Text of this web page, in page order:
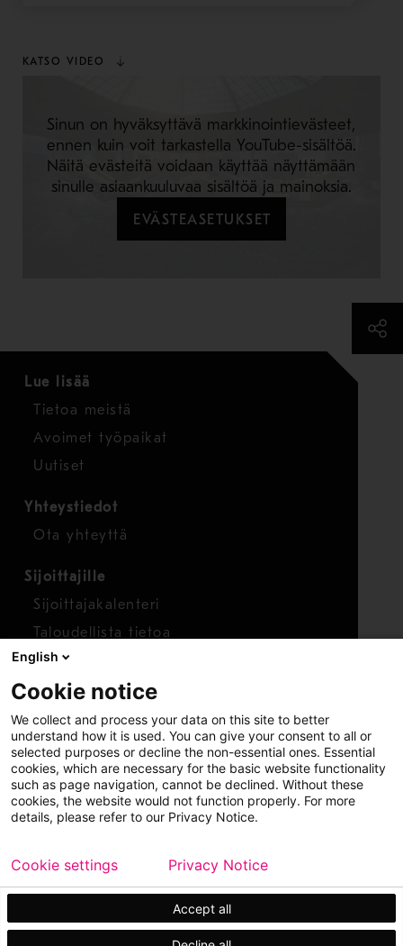
KATSO VIDEO
Sinun on hyväksyttävä markkinointievästeet,
ennen kuin voit tarkastella YouTube-sisältöä.
Näitä evästeitä voidaan käyttää näyttämään
sinulle asiaankuuluvaa sisältöä ja mainoksia.
EVÄSTEASETUKSET
Lue lisää
Tietoa meistä
Avoimet työpaikat
Uutiset
Yhteystiedot
Ota yhteyttä
Sijoittajille
Sijoittajakalenteri
Taloudellista tietoa
Osakkeet
Raportoi huolenaihe
Whistleblower-työkalu
Copyright © 2026 Metso
Sivukartta
Käyttöehdot
Tietosuoja Tavaramerkit
English
Cookie notice
We collect and process your data on this site to better
understand how it is used. You can give your consent to all or
selected purposes or decline the non-essential ones. Essential
cookies, which are necessary for the basic website functionality
such as page navigation, cannot be declined. Without these
cookies, the website would not function properly. For more
details, please refer to our Privacy Notice.
Accept all
Cookie settings Privacy Notice